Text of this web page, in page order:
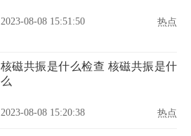
2023-08-08 15:51:50 热点
核磁共振是什么检查 核磁共振是什
么
2023-08-08 15:20:38 热点